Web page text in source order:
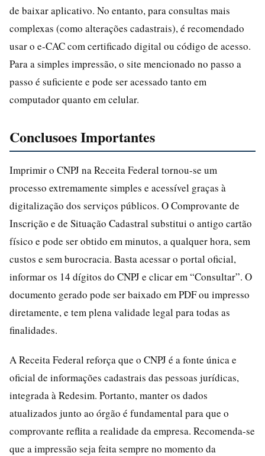
de baixar aplicativo. No entanto, para consultas mais
complexas (como alterações cadastrais), é recomendado
usar o e-CAC com certificado digital ou código de acesso.
Para a simples impressão, o site mencionado no passo a
passo é suficiente e pode ser acessado tanto em
computador quanto em celular.
Conclusoes Importantes
Imprimir o CNPJ na Receita Federal tornou-se um
processo extremamente simples e acessível graças à
digitalização dos serviços públicos. O Comprovante de
Inscrição e de Situação Cadastral substitui o antigo cartão
físico e pode ser obtido em minutos, a qualquer hora, sem
custos e sem burocracia. Basta acessar o portal oficial,
informar os 14 dígitos do CNPJ e clicar em “Consultar”. O
documento gerado pode ser baixado em PDF ou impresso
diretamente, e tem plena validade legal para todas as
finalidades.
A Receita Federal reforça que o CNPJ é a fonte única e
oficial de informações cadastrais das pessoas jurídicas,
integrada à Redesim. Portanto, manter os dados
atualizados junto ao órgão é fundamental para que o
comprovante reflita a realidade da empresa. Recomenda-se
que a impressão seja feita sempre no momento da